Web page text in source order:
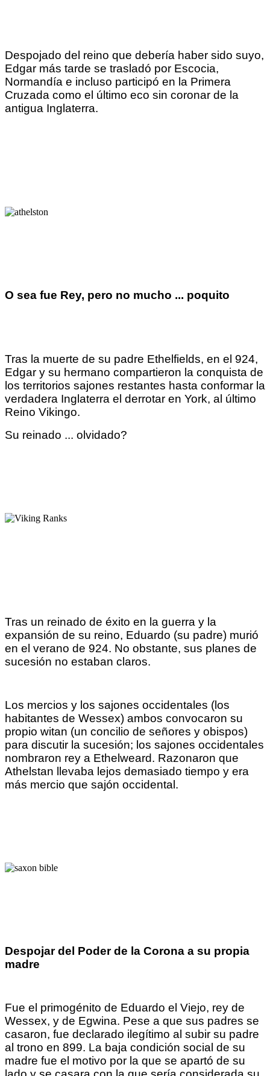
Despojado del reino que debería haber sido suyo,
Edgar más tarde se trasladó por Escocia,
Normandía e incluso participó en la Primera
Cruzada como el último eco sin coronar de la
antigua Inglaterra.
O sea fue Rey, pero no mucho ... poquito
Tras la muerte de su padre Ethelfields, en el 924,
Edgar y su hermano compartieron la conquista de
los territorios sajones restantes hasta conformar la
verdadera Inglaterra el derrotar en York, al último
Reino Vikingo.
Su reinado ... olvidado?
Tras un reinado de éxito en la guerra y la
expansión de su reino, Eduardo (su padre) murió
en el verano de 924. No obstante, sus planes de
sucesión no estaban claros.
Los mercios y los sajones occidentales (los
habitantes de Wessex) ambos convocaron su
propio witan (un concilio de señores y obispos)
para discutir la sucesión; los sajones occidentales
nombraron rey a Ethelweard. Razonaron que
Athelstan llevaba lejos demasiado tiempo y era
más mercio que sajón occidental.
Despojar del Poder de la Corona a su propia
madre
Fue el primogénito de Eduardo el Viejo, rey de
Wessex, y de Egwina. Pese a que sus padres se
casaron, fue declarado ilegítimo al subir su padre
al trono en 899. La baja condición social de su
madre fue el motivo por la que se apartó de su